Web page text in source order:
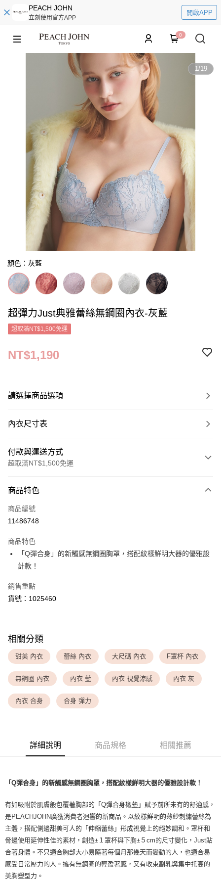
PEACH JOHN
立刻使用官方APP
開啟APP
0
1/19
顏色：灰藍
超彈力Just典雅蕾絲無鋼圈內衣-灰藍
超取滿NT$1,500免運
NT$1,190
請選擇商品選項
內衣尺寸表
付款與運送方式
超取滿NT$1,500免運
信用卡一次付款
超商取貨付款
Apple Pay
全家取貨付款
每筆NT$80，滿NT$1,500(含以上)免運費
<無合作配送請勿選取>萊爾富取貨付款
<無合作配送請勿選取>付款後萊爾富取貨
每筆NT$9,999
付款後7-11取貨
黑貓宅配
離島宅配
每筆NT$200，滿NT$1,500(含以上)免運費
商品特色
商品編號
11486748
商品特色
「Q彈合身」的新觸感無鋼圈胸罩，搭配紋樣鮮明大器的優雅設
計款！
銷售重點
貨號：1025460
相關分類
甜美 內衣 蕾絲 內衣 大尺碼 內衣 F罩杯 內衣
無鋼圈 內衣 內衣 藍 內衣 視覺涼感 內衣 灰
內衣 合身 合身 彈力
詳細說明 商品規格 相關推薦
「Q彈合身」的新觸感無鋼圈胸罩，搭配紋樣鮮明大器的優雅設計款！
有如吸附於肌膚般包覆著胸部的「Q彈合身襯墊」賦予前所未有的舒適感，
是PEACHJOHN廣獲消費者迴響的新商品。以紋樣鮮明的薄紗刺繡蕾絲為
主體，搭配側邊甜美可人的「伸縮蕾絲」形成視覺上的絕妙調和。罩杯和
脅邊使用延伸性佳的素材，創造±１罩杯與下胸±５cm的尺寸變化，Just貼
合著身體。不只適合胸部大小易隨著每個月那幾天而變動的人，也適合易
感受日常壓力的人。擁有無鋼圈的輕盈著感，又有收束副乳與集中托高的
美胸塑型力。